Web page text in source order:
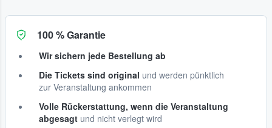
100 % Garantie
Wir sichern jede Bestellung ab
Die Tickets sind original und werden pünktlich
zur Veranstaltung ankommen
Volle Rückerstattung, wenn die Veranstaltung
abgesagt und nicht verlegt wird